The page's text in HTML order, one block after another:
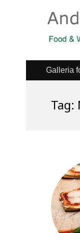
Galleria
Tag: